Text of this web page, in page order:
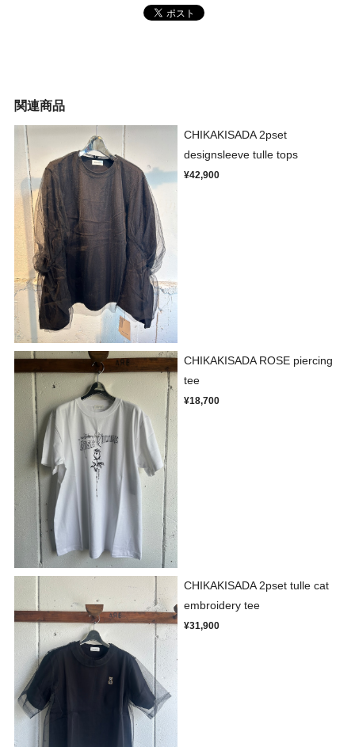
関連商品
CHIKAKISADA 2pset
designsleeve tulle tops
¥42,900
CHIKAKISADA ROSE piercing
tee
¥18,700
CHIKAKISADA 2pset tulle cat
embroidery tee
¥31,900